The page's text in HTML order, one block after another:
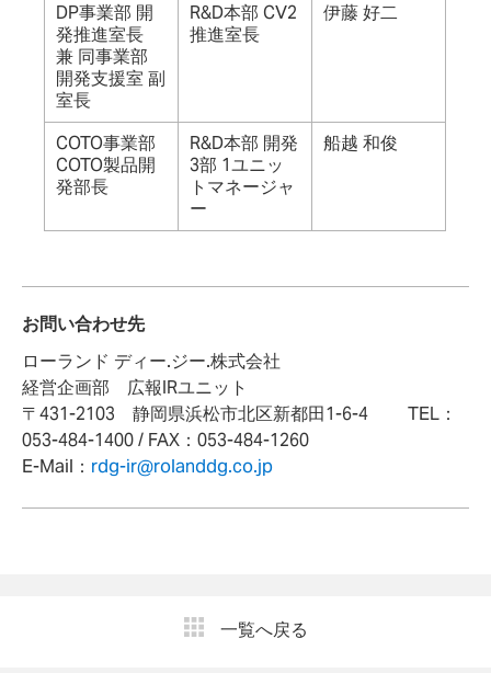
DP事業部 開
発推進室長
兼 同事業部
開発支援室 副
室長
R&D本部 CV2
推進室長
伊藤 好二
COTO事業部
COTO製品開
発部長
R&D本部 開発
3部 1ユニッ
トマネージャ
ー
船越 和俊
お問い合わせ先
ローランド ディー.ジー.株式会社
経営企画部 広報IRユニット
〒431-2103 静岡県浜松市北区新都田1-6-4 TEL：
053-484-1400 / FAX：053-484-1260
E-Mail： rdg-ir@rolanddg.co.jp
一覧へ戻る